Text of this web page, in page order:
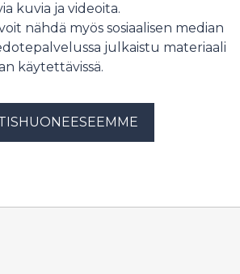
kuvia ja videoita.
nähdä myös sosiaalisen median
julkaistu materiaali
käytettävissä.